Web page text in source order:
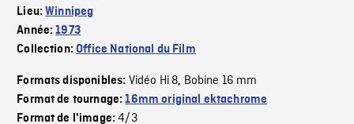
Lieu:Winnipeg
Année:1973
Collection:Office National du Film
Formats disponibles: Vidéo Hi 8, Bobine 16 mm
Format de tournage:16mm original ektachrome
Format de l'image:4/3